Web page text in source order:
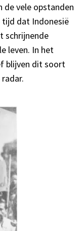
de vele opstanden
tijd dat Indonesië
schrijnende
leven. In het
blijven dit soort